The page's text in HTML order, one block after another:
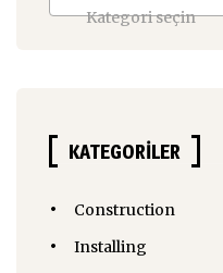
Kategori seçin
KATEGORILER
Construction
Installing